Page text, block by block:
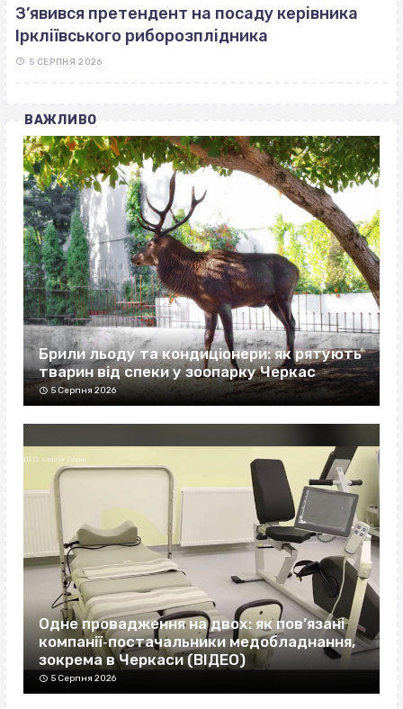
З’явився претендент на посаду керівника
Іркліївського риборозплідника
5 СЕРПНЯ 2026
ВАЖЛИВО
Брили льоду та кондиціонери: як рятують
тварин від спеки у зоопарку Черкас
5 Серпня 2026
Одне провадження на двох: як пов’язані
компанії‐постачальники медобладнання,
зокрема в Черкаси (ВІДЕО)
5 Серпня 2026